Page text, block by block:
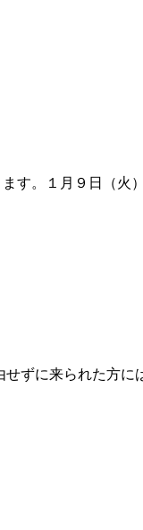
す。１月９日（火
ずに来られた方に